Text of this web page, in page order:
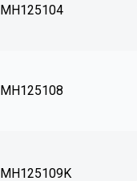
MH125104
MH125108
MH125109K